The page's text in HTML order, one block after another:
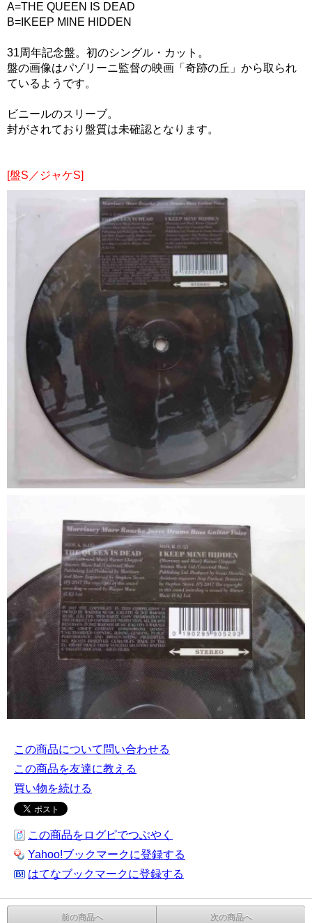
A=THE QUEEN IS DEAD
B=IKEEP MINE HIDDEN
31周年記念盤。初のシングル・カット。
盤の画像はパゾリーニ監督の映画「奇跡の丘」から取られ
ているようです。
ビニールのスリーブ。
封がされており盤質は未確認となります。
[盤S／ジャケS]
この商品について問い合わせる
この商品を友達に教える
買い物を続ける
この商品をログピでつぶやく
Yahoo!ブックマークに登録する
はてなブックマークに登録する
前の商品へ 次の商品へ